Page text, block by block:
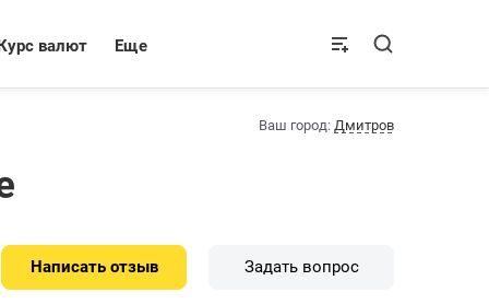
валют Еще
Ваш город: Дмитров
Написать отзыв Задать вопрос